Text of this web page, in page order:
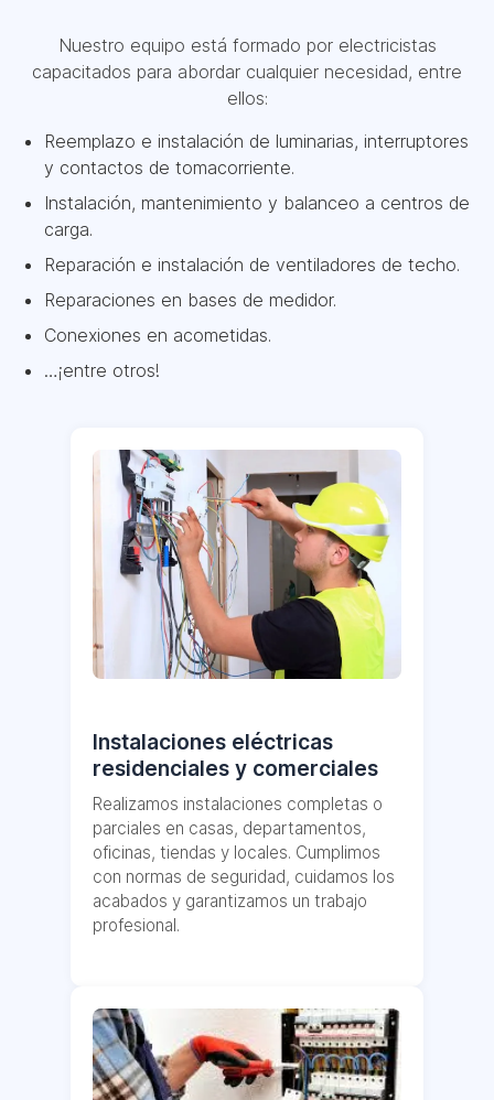
Nuestro equipo está formado por electricistas
capacitados para abordar cualquier necesidad, entre
ellos:
Reemplazo e instalación de luminarias, interruptores
y contactos de tomacorriente.
Instalación, mantenimiento y balanceo a centros de
carga.
Reparación e instalación de ventiladores de techo.
Reparaciones en bases de medidor.
Conexiones en acometidas.
…¡entre otros!
Instalaciones eléctricas
residenciales y comerciales
Realizamos instalaciones completas o
parciales en casas, departamentos,
oficinas, tiendas y locales. Cumplimos
con normas de seguridad, cuidamos los
acabados y garantizamos un trabajo
profesional.